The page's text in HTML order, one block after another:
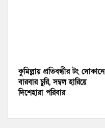
কুমিল্লায় প্রতিবন্ধীর টং দোকানে
বারবার চুরি, সম্বল হারিয়ে
দিশেহারা পরিবার